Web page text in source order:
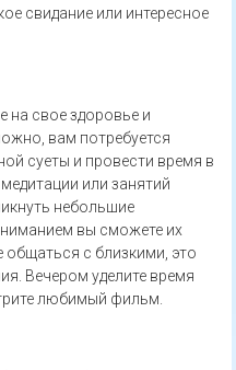
свидание или интересное
на свое здоровье и
вам потребуется
суеты и провести время в
или занятий
небольшие
вы сможете их
с близкими, это
Вечером уделите время
любимый фильм.